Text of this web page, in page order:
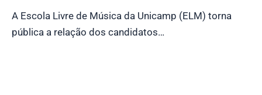
A Escola Livre de Música da Unicamp (ELM) torna
pública a relação dos candidatos…